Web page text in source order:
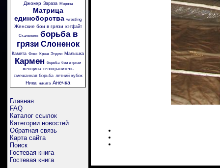
Джокер Зараза Моряча
Матрица
единоборства wrestling
Женские бои в грязи кэтфайт
Скальпель борьба в
грязи Слоненок
Камета Фокс Крэш Энджи Малышка
Кармен борьба бои в грязи
женщина телохранитель
смешанная борьба летний кубок
Ника никита Анечка
Главная
FAQ
Каталог ссылок
Категории новостей
Обратная связь
Карта сайта
Поиск
Гостевая книга
Гостевая книга